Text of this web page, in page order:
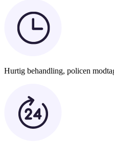
Hurtig behandling, policen